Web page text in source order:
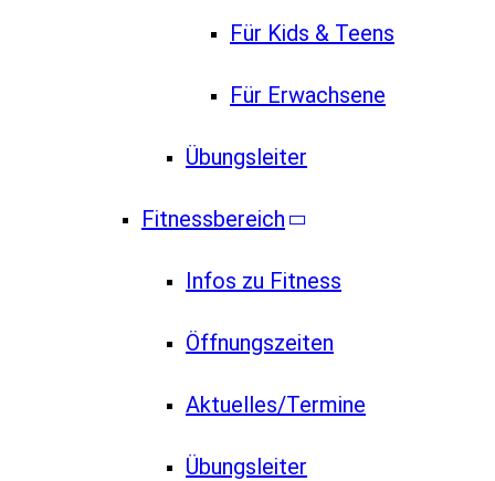
Für Kids & Teens
Für Erwachsene
Übungsleiter
Fitnessbereich
Infos zu Fitness
Öffnungszeiten
Aktuelles/Termine
Übungsleiter